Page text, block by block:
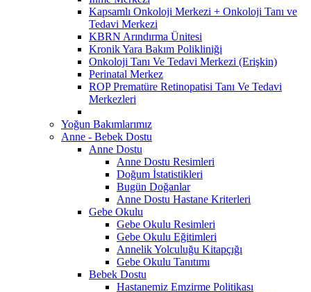
Kapsamlı Onkoloji Merkezi + Onkoloji Tanı ve
Tedavi Merkezi
KBRN Arındırma Ünitesi
Kronik Yara Bakım Polikliniği
Onkoloji Tanı Ve Tedavi Merkezi (Erişkin)
Perinatal Merkez
ROP Prematüre Retinopatisi Tanı Ve Tedavi
Merkezleri
Yoğun Bakımlarımız
Anne - Bebek Dostu
Anne Dostu
Anne Dostu Resimleri
Doğum İstatistikleri
Bugün Doğanlar
Anne Dostu Hastane Kriterleri
Gebe Okulu
Gebe Okulu Resimleri
Gebe Okulu Eğitimleri
Annelik Yolculuğu Kitapçığı
Gebe Okulu Tanıtımı
Bebek Dostu
Hastanemiz Emzirme Politikası